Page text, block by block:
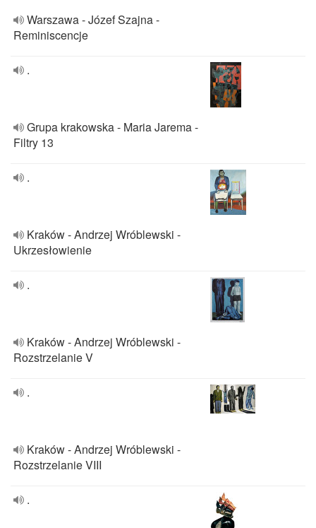
Warszawa - Józef Szajna -
Reminiscencje
.
Grupa krakowska - Maria Jarema -
Filtry 13
.
Kraków - Andrzej Wróblewski -
Ukrzesłowienie
.
Kraków - Andrzej Wróblewski -
Rozstrzelanie V
.
Kraków - Andrzej Wróblewski -
Rozstrzelanie VIII
.